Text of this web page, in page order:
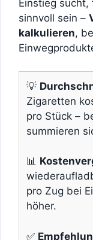
Einstieg
sinnvoll sein –
kalkulieren,
💡
Zigaretten
pro Stück –
summieren
📊
pro Zug bei
höher.
✅